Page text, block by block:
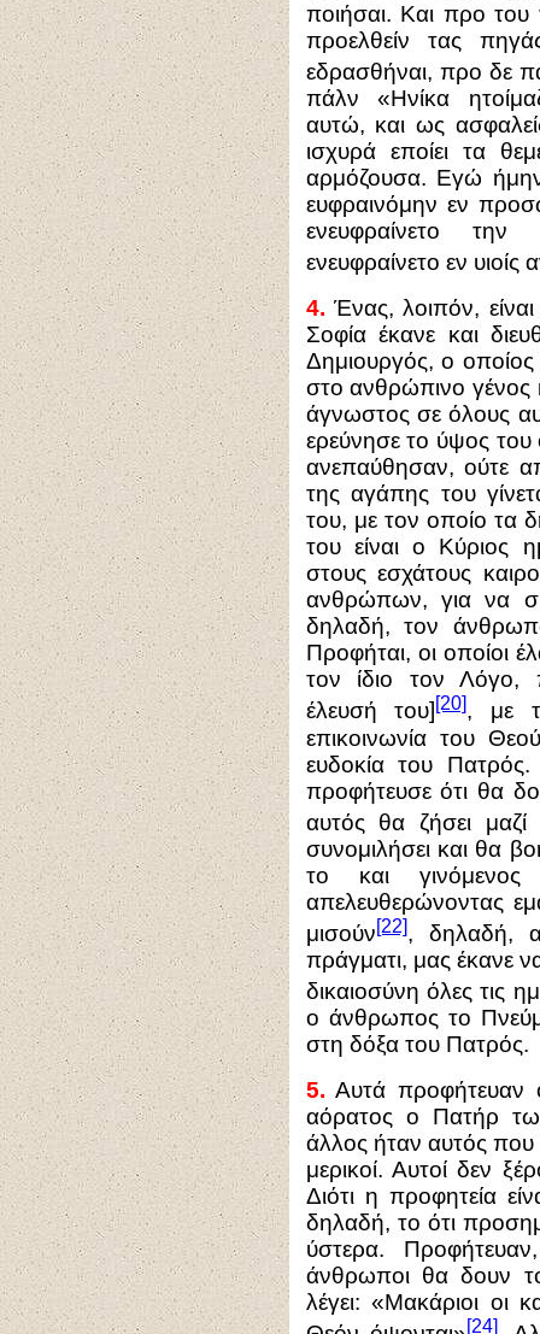
ποιήσαι. Και προ
προελθείν τας
εδρασθήναι, προ δε
πάλν «Ηνίκα
αυτώ, και ως
ισχυρά εποίει τα
αρμόζουσα. Εγώ
ευφραινόμην εν
ενευφραίνετο την
ενευφραίνετο εν
4. Ένας, λοιπόν,
Σοφία έκανε και
Δημιουργός, ο
στο ανθρώπινο γένος
άγνωστος σε όλους
ερεύνησε το ύψος του
ανεπαύθησαν, ούτε
της αγάπης του
του, με τον οποίο τα
του είναι ο Κύριος
στους εσχάτους
ανθρώπων, για να
δηλαδή, τον
Προφήται, οι οποίοι
τον ίδιο τον Λόγο,
έλευσή του] [20], με
επικοινωνία του
ευδοκία του
προφήτευσε ότι θα
αυτός θα ζήσει
συνομιλήσει και θα
το και
απελευθερώνοντας
μισούν[22], δηλαδή,
πράγματι, μας έκανε
δικαιοσύνη όλες τις
ο άνθρωπος το
στη δόξα του Πατρός.
5. Αυτά προφήτευαν
αόρατος ο Πατήρ
άλλος ήταν αυτός
μερικοί. Αυτοί δεν
Διότι η προφητεία
δηλαδή, το ότι
ύστερα.
άνθρωποι θα δουν
λέγει: «Μακάριοι οι
[24]